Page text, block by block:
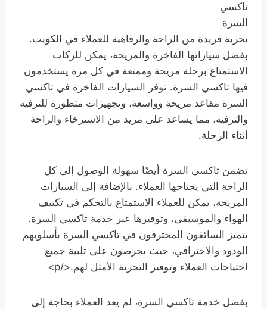
تاكسي
السرة
تجربة فريدة من الراحة والرفاهية للعملاء في الكويت.
بفضل سياراتها الفاخرة والمريحة، يمكن للركاب
الاستمتاع برحلة مريحة وممتعة في كل مرة يستخدمون
فيها تاكسي السرة. توفر السيارات الفاخرة في تاكسي
السرة مقاعد مريحة وواسعة، وتجهيزات متطورة للترفيه
والترفيه، مما يساعد على مزيد من الاسترخاء والراحة
أثناء الرحلة.
تضمن تاكسي السرة أيضًا سهولة الوصول إلى كل
الراحة التي يحتاجها العملاء. بالإضافة إلى السيارات
المريحة، يمكن للعملاء الاستمتاع بالتحكم في تكييف
الهواء والموسيقى، وتوفيرها عبر خدمة تاكسي السرة.
يتميز السائقون المحترفون في تاكسي السرة بأسلوبهم
الودود والاحترافي، حيث يحرصون على تلبية جميع
احتياجات العملاء وتوفير التجربة الأمثل لهم.</p>
بفضل خدمة تاكسي السرة، لم يعد العملاء بحاجة إلى